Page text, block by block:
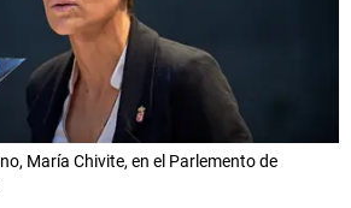
María Chivite, en el Parlemento de